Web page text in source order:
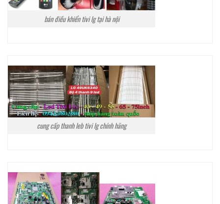
bán điều khiển tivi lg tại hà nội
cung cấp thanh leb tivi lg chính hãng